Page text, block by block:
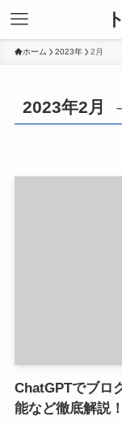
ホーム 2023年 2月
2023年2月
ChatGPTでブロ
能など徹底解説！